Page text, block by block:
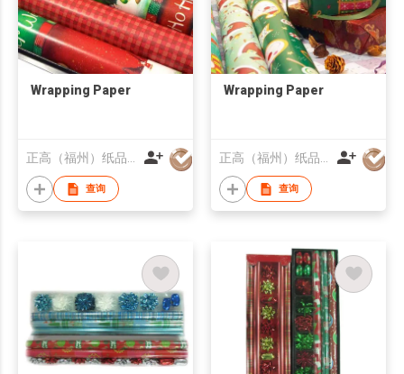
Wrapping Paper
查询
Wrapping Paper
查询